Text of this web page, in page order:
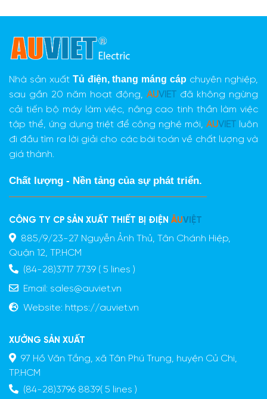
Nhà sản xuất Tủ điện,thang máng cáp chuyên nghiệp,
sau gần 20 năm hoạt động, AUVIET đã không ngừng
cải tiến bộ máy làm việc, nâng cao tinh thần làm việc
tập thể, ứng dụng triệt để công nghệ mới,AUVIET luôn
đi đầu tìm ra lời giải cho các bài toán về chất lượng và
giá thành.
Chất lượng - Nền tảng của sự phát triển.
CÔNG TY CP SẢN XUẤT THIẾT BỊ ĐIỆN ÂUVIỆT
885/9/23-27 Nguyễn Ảnh Thủ, Tân Chánh Hiệp,
Quận 12, TP.HCM
(84-28)3717 7739 ( 5 lines )
Email: sales@auviet.vn
Website: https://auviet.vn
XƯỞNG SẢN XUẤT
97 Hồ Văn Tắng, xã Tân Phú Trung, huyện Củ Chi,
TP.HCM
(84-28)3796 8839( 5 lines )